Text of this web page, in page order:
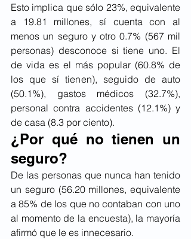
Esto implica que sólo 23%, equivalente
a 19.81 millones, sí cuenta con al
menos un seguro y otro 0.7% (567 mil
personas) desconoce si tiene uno. El
de vida es el más popular (60.8% de
los que sí tienen), seguido de auto
(50.1%), gastos médicos (32.7%),
personal contra accidentes (12.1%) y
de casa (8.3 por ciento).
¿Por qué no tienen un
seguro?
De las personas que nunca han tenido
un seguro (56.20 millones, equivalente
a 85% de los que no contaban con uno
al momento de la encuesta), la mayoría
afirmó que le es innecesario.